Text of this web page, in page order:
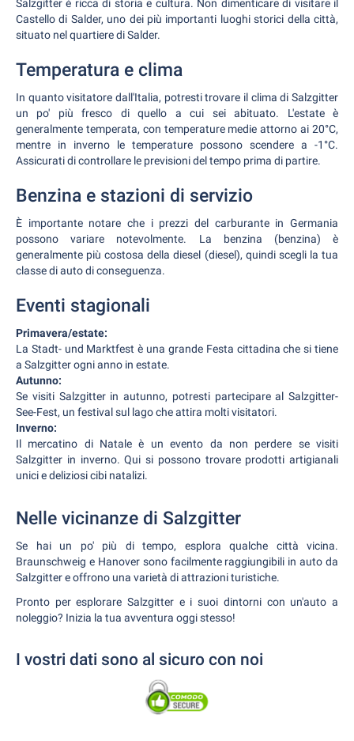
Salzgitter è ricca di storia e cultura. Non dimenticare di visitare il
Castello di Salder, uno dei più importanti luoghi storici della città,
situato nel quartiere di Salder.
Temperatura e clima
In quanto visitatore dall'Italia, potresti trovare il clima di Salzgitter
un po' più fresco di quello a cui sei abituato. L'estate è
generalmente temperata, con temperature medie attorno ai 20°C,
mentre in inverno le temperature possono scendere a -1°C.
Assicurati di controllare le previsioni del tempo prima di partire.
Benzina e stazioni di servizio
È importante notare che i prezzi del carburante in Germania
possono variare notevolmente. La benzina (benzina) è
generalmente più costosa della diesel (diesel), quindi scegli la tua
classe di auto di conseguenza.
Eventi stagionali
Primavera/estate:
La Stadt- und Marktfest è una grande Festa cittadina che si tiene
a Salzgitter ogni anno in estate.
Autunno:
Se visiti Salzgitter in autunno, potresti partecipare al Salzgitter-
See-Fest, un festival sul lago che attira molti visitatori.
Inverno:
Il mercatino di Natale è un evento da non perdere se visiti
Salzgitter in inverno. Qui si possono trovare prodotti artigianali
unici e deliziosi cibi natalizi.
Nelle vicinanze di Salzgitter
Se hai un po' più di tempo, esplora qualche città vicina.
Braunschweig e Hanover sono facilmente raggiungibili in auto da
Salzgitter e offrono una varietà di attrazioni turistiche.
Pronto per esplorare Salzgitter e i suoi dintorni con un'auto a
noleggio? Inizia la tua avventura oggi stesso!
I vostri dati sono al sicuro con noi